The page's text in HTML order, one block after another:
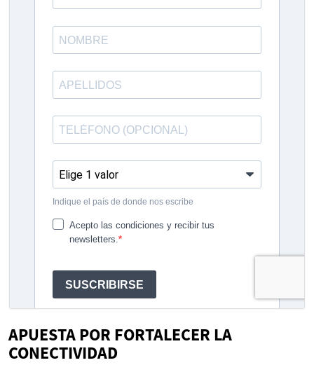
APUESTA POR FORTALECER LA
CONECTIVIDAD